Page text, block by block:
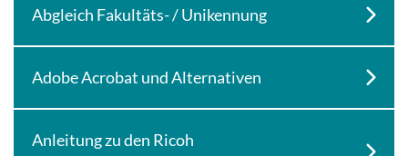
Abgleich Fakultäts- / Unikennung
Adobe Acrobat und Alternativen
Anleitung zu den Ricoh